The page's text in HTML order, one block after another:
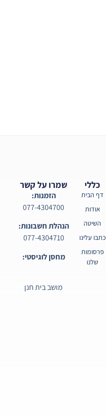
כללי
דף הבית
אודות
השיטה
כתבו עלינו
פרסומות
שלנו
שמרו על קשר
הזמנות:
077-4304700
הנהלת חשבונות:
077-4304710
מחסן לוגיסטי:
מושב בית חנן